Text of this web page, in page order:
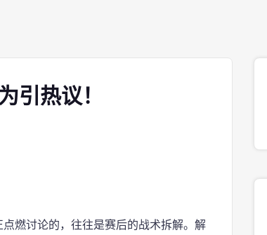
引热议！
燃讨论的，往往是赛后的战术拆解。解